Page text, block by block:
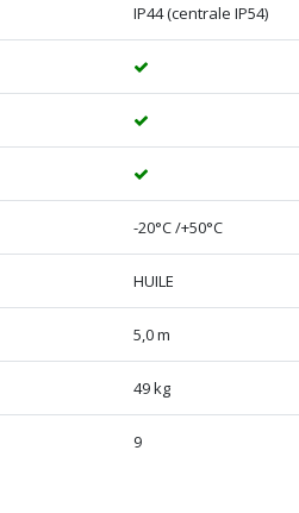
IP44 (centrale IP54)
-20°C /+50°C
HUILE
5,0 m
49 kg
9